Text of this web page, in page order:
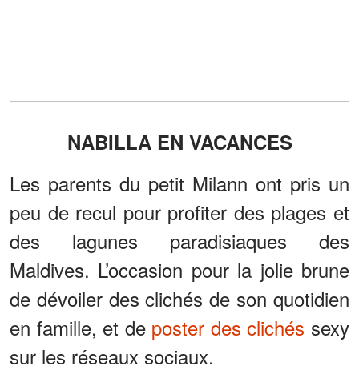
NABILLA EN VACANCES
Les parents du petit Milann ont pris un
peu de recul pour profiter des plages et
des lagunes paradisiaques des
Maldives. L’occasion pour la jolie brune
de dévoiler des clichés de son quotidien
en famille, et de poster des clichés sexy
sur les réseaux sociaux.